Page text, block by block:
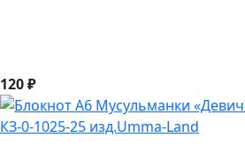
120 ₽